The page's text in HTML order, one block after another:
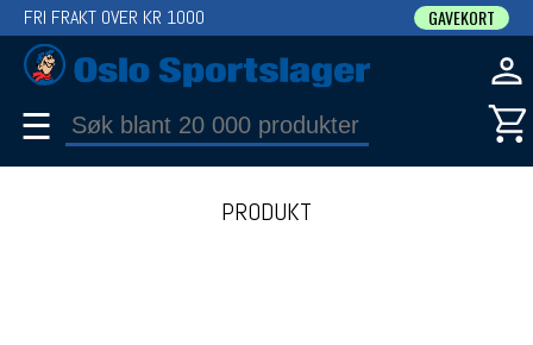
FRI FRAKT OVER KR 1000 GAVEKORT
☰
PRODUKT